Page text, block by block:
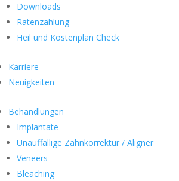
Downloads
Ratenzahlung
Heil und Kostenplan Check
Karriere
Neuigkeiten
Behandlungen
Implantate
Unauffällige Zahnkorrektur / Aligner
Veneers
Bleaching